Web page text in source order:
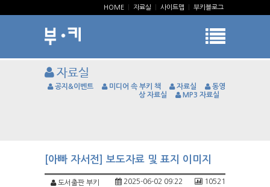
HOME 자료실 사이트맵 부키블로그
자료실
공지&이벤트 미디어 속 부키 책 자료실
동영
상 자료실
MP3 자료실
[아빠 자서전] 보도자료 및 표지 이미지
도서출판 부키 10521
2025-06-02 09:22